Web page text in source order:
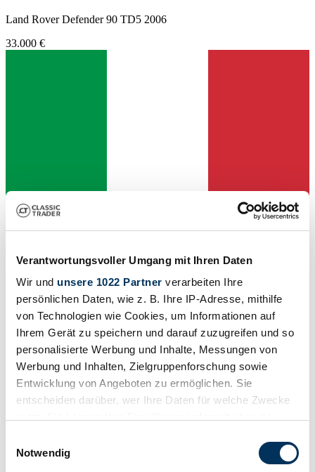
Verantwortungsvoller Umgang mit Ihren Daten
Wir und unsere 1022 Partner verarbeiten Ihre
persönlichen Daten, wie z. B. Ihre IP-Adresse, mithilfe
von Technologien wie Cookies, um Informationen auf
Ihrem Gerät zu speichern und darauf zuzugreifen und so
personalisierte Werbung und Inhalte, Messungen von
Werbung und Inhalten, Zielgruppenforschung sowie
Entwicklung von Angeboten zu ermöglichen. Sie
entscheiden darüber, wer Ihre Daten für welche Zwecke
Trigger Symbol ändern oder widerrufen
Notwendig
Land Rover Defender 90 TD5 2006
33.000 €
Händler
Karosserieform
Geländewagen
Tachostand (abgelesen)
198.000 km
Leistung (kW/PS)
121 / 165